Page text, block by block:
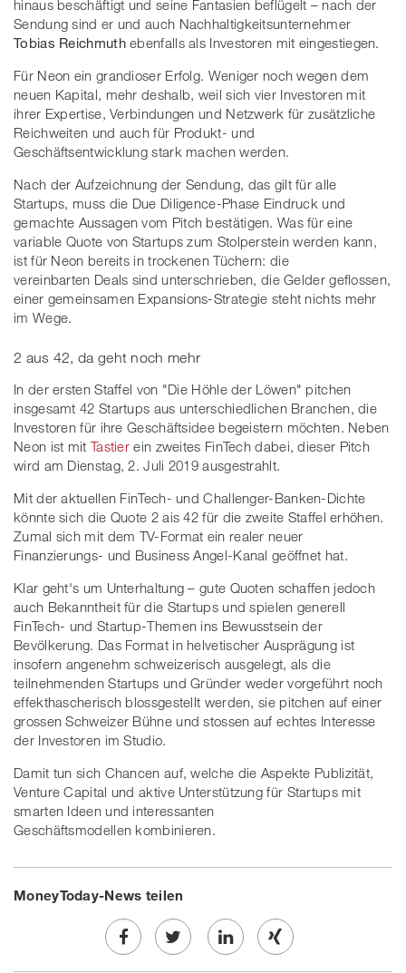
hinaus beschäftigt und seine Fantasien beflügelt – nach der
Sendung sind er und auch Nachhaltigkeitsunternehmer
Tobias Reichmuthebenfalls als Investoren mit eingestiegen.
Für Neon ein grandioser Erfolg. Weniger noch wegen dem
neuen Kapital, mehr deshalb, weil sich vier Investoren mit
ihrer Expertise, Verbindungen und Netzwerk für zusätzliche
Reichweiten und auch für Produkt- und
Geschäftsentwicklung stark machen werden.
Nach der Aufzeichnung der Sendung, das gilt für alle
Startups, muss die Due Diligence-Phase Eindruck und
gemachte Aussagen vom Pitch bestätigen. Was für eine
variable Quote von Startups zum Stolperstein werden kann,
ist für Neon bereits in trockenen Tüchern: die
vereinbarten Deals sind unterschrieben, die Gelder geflossen,
einer gemeinsamen Expansions-Strategie steht nichts mehr
im Wege.
2 aus 42, da geht noch mehr
In der ersten Staffel von "Die Höhle der Löwen" pitchen
insgesamt 42 Startups aus unterschiedlichen Branchen, die
Investoren für ihre Geschäftsidee begeistern möchten. Neben
Neon ist mit Tastier ein zweites FinTech dabei, dieser Pitch
wird am Dienstag, 2. Juli 2019 ausgestrahlt.
Mit der aktuellen FinTech- und Challenger-Banken-Dichte
könnte sich die Quote 2 ais 42 für die zweite Staffel erhöhen.
Zumal sich mit dem TV-Format ein realer neuer
Finanzierungs- und Business Angel-Kanal geöffnet hat.
Klar geht's um Unterhaltung – gute Quoten schaffen jedoch
auch Bekanntheit für die Startups und spielen generell
FinTech- und Startup-Themen ins Bewusstsein der
Bevölkerung. Das Format in helvetischer Ausprägung ist
insofern angenehm schweizerisch ausgelegt, als die
teilnehmenden Startups und Gründer weder vorgeführt noch
effekthascherisch blossgestellt werden, sie pitchen auf einer
grossen Schweizer Bühne und stossen auf echtes Interesse
der Investoren im Studio.
Damit tun sich Chancen auf, welche die Aspekte Publizität,
Venture Capital und aktive Unterstützung für Startups mit
smarten Ideen und interessanten
Geschäftsmodellen kombinieren.
MoneyToday-News teilen